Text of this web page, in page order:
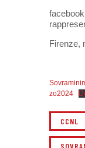
Firenze,
zo2024
CCNL